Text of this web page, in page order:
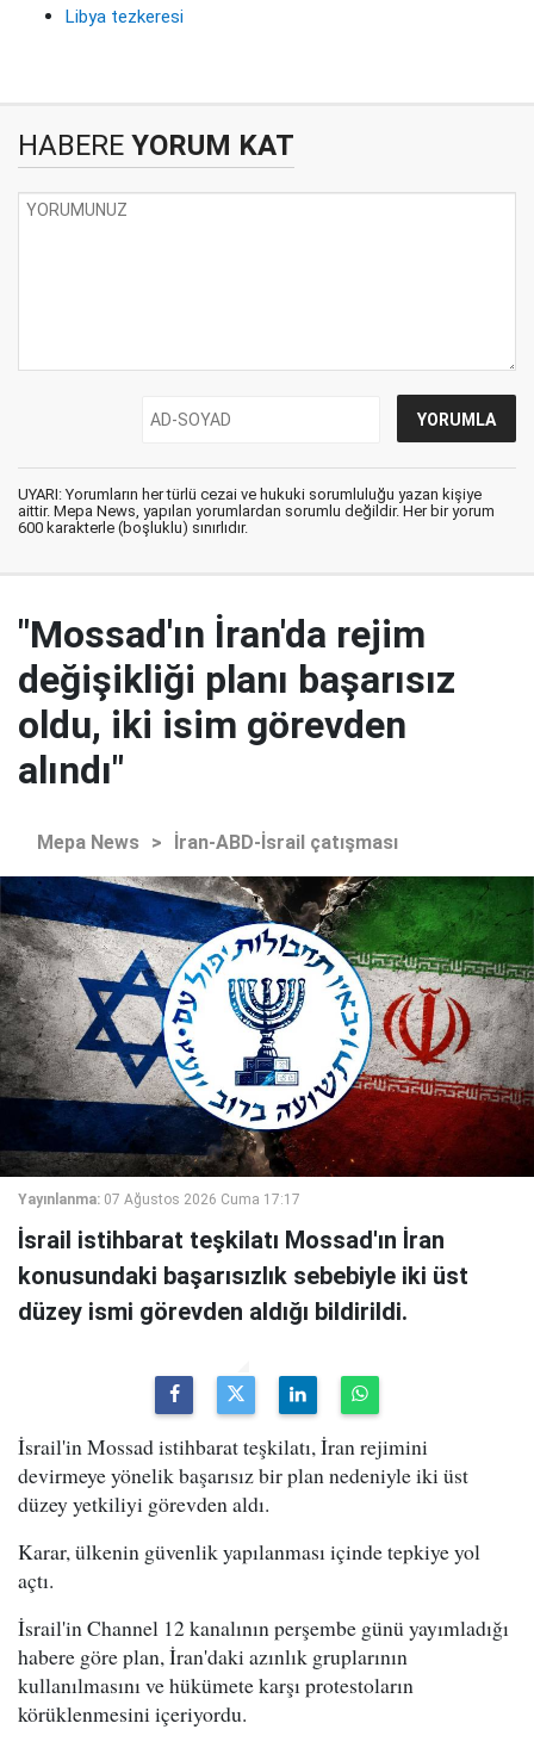
Libya tezkeresi
HABERE YORUM KAT
UYARI: Yorumların her türlü cezai ve hukuki sorumluluğu yazan kişiye
aittir. Mepa News, yapılan yorumlardan sorumlu değildir. Her bir yorum
600 karakterle (boşluklu) sınırlıdır.
"Mossad'ın İran'da rejim
değişikliği planı başarısız
oldu, iki isim görevden
alındı"
Mepa News > İran-ABD-İsrail çatışması
Yayınlanma: 07 Ağustos 2026 Cuma 17:17
İsrail istihbarat teşkilatı Mossad'ın İran
konusundaki başarısızlık sebebiyle iki üst
düzey ismi görevden aldığı bildirildi.
İsrail'in Mossad istihbarat teşkilatı, İran rejimini
devirmeye yönelik başarısız bir plan nedeniyle iki üst
düzey yetkiliyi görevden aldı.
Karar, ülkenin güvenlik yapılanması içinde tepkiye yol
açtı.
İsrail'in Channel 12 kanalının perşembe günü yayımladığı
habere göre plan, İran'daki azınlık gruplarının
kullanılmasını ve hükümete karşı protestoların
körüklenmesini içeriyordu.